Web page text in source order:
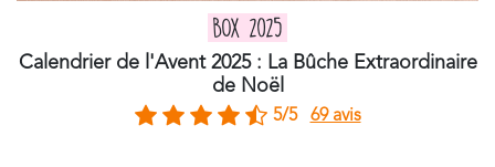
BOX 2025
Calendrier de l'Avent 2025 : La Bûche Extraordinaire
de Noël
5/5 69 avis